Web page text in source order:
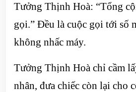
Tưởng Thịnh Hoà: “Tổng
gọi.” Đều là cuộc gọi tới số
không nhấc máy.
Tưởng Thịnh Hoà chỉ cầm
nhân, đưa chiếc còn lại cho